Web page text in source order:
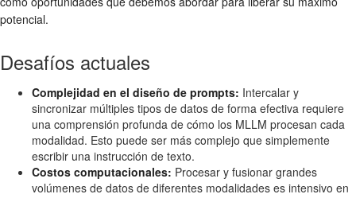
potencial.
Desafíos actuales
Complejidad en el diseño de prompts: Intercalar y
sincronizar múltiples tipos de datos de forma efectiva requiere
una comprensión profunda de cómo los MLLM procesan cada
modalidad. Esto puede ser más complejo que simplemente
escribir una instrucción de texto.
Costos computacionales: Procesar y fusionar grandes
volúmenes de datos de diferentes modalidades es intensivo en